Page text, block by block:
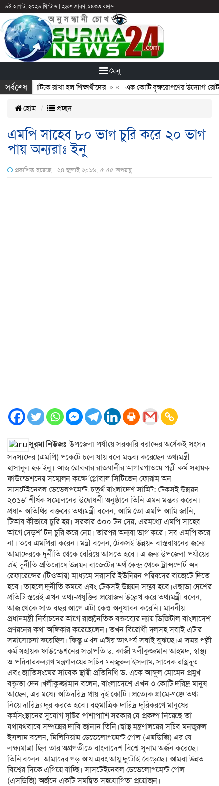
৬ই আগস্ট, ২০২৬ খ্রিস্টাব্দ| ২২শে শ্রাবণ, ১৪৩৩ বঙ্গাব্দ
মেনু
সর্বশেষ
পরও আটকে রাখা হল শিক্ষার্থীদের» «এক কোটি বৃক্ষরোপণের উদ্যোগ
হোম প্রচ্ছদ
এমপি সাহেব ৮০ ভাগ চুরি করে ২০ ভাগ
পায় অন্যরাঃ ইনু
প্রকাশিত হয়েছে : ২৪ জুলাই ২০১৬, ৫:৫৫ অপরাহ্ণ
সুরমা নিউজঃউপজেলা পর্যায়ে সরকারি বরাদ্দের অর্ধেকই সংসদ
সদস্যদের (এমপি) পকেটে চলে যায় বলে মন্তব্য করেছেন তথ্যমন্ত্রী
হাসানুল হক ইনু। আজ রোববার রাজধানীর আগারগাওয়ে পল্লী কর্ম সহায়ক
ফাউন্ডেশনের সম্মেলন কক্ষে ‘গ্লোবাল সিটিজেন ফোরাম অন
সাসটেইনেবল ডেভেলপমেন্ট, চতুর্থ বাংলাদেশ সামিট: টেকসই উন্নয়ন
২০১৬’ শীর্ষক সম্মেলনের উদ্বোধনী অনুষ্ঠানে তিনি এমন মন্তব্য করেন।
প্রধান অতিথির বক্তব্যে তথ্যমন্ত্রী বলেন, আমি তো এমপি আমি জানি,
টিআর কীভাবে চুরি হয়। সরকার ৩০০ টন দেয়, এরমধ্যে এমপি সাহেব
আগে দেড়শ’ টন চুরি করে নেয়। তারপর অন্যরা ভাগ করে। সব এমপি করে
না। তবে এমপিরা করেন। ‌মন্ত্রী বলেন, টেকসই উন্নয়ন বাস্তবায়নের জন্যে
আমাদেরকে দুর্নীতি থেকে বেরিয়ে আসতে হবে। এ জন্য উপজেলা পর্যায়ের
এই দুর্নীতি প্রতিরোধে উন্নয়ন বাজেটের অর্থ কেন্দ্র থেকে ট্রান্সপোর্ট অব
রেফারেন্সের (টিওআর) মাধ্যমে সরাসরি ইউনিয়ন পরিষদের বাজেটে দিতে
হবে। তাহলে দুর্নীতি কমবে এবং টেকসই উন্নয়ন সম্ভব হবে।এছাড়া দেশের
প্রতিটি স্তরেই এখন তথ্য-প্রযুক্তির প্রয়োজন উল্লেখ করে তথ্যমন্ত্রী বলেন,
আজ থেকে সাত বছর আগে এটা কেও অনুধাবন করেনি। মাননীয়
প্রধানমন্ত্রী নির্বাচনের আগে রাজনৈতিক বক্তব্যের ন্যায় ডিজিটাল বাংলাদেশ
প্রণয়নের কথা অঙ্গিকার করেছেলেন। তখন বিরোধী দলসহ সবাই এটার
সমালোচনা করেছিল। কিন্তু এখন এটার তাৎপর্য সবাই বুঝছে।এ সময় পল্লী
কর্ম সহায়ক ফাউন্ডেশনের সভাপতি ড. কাজী খলীকুজ্জমান আহমদ, স্বাস্থ্য
ও পরিবারকল্যাণ মন্ত্রণালয়ের সচিব মনজুরুল ইসলাম, সাবেক রাষ্ট্রদূত
এবং জাতিসংঘের সাবেক স্থায়ী প্রতিনিধি ড. একে আব্দুল মোমেন প্রমুখ
বক্তৃতা দেন।খলীকুজ্জামান বলেন, বাংলাদেশে এখন ৩ কোটি দরিদ্র মানুষ
আছেন, এর মধ্যে অতিদরিদ্র প্রায় দুই কোটি। প্রত্যেক গ্রামে-গঞ্জে তথ্য
নিয়ে দারিদ্র্য দূর করতে হবে। বহুমাত্রিক দারিদ্র দূরিকরণে মানুষের
কর্মসংস্থানের সুযোগ সৃষ্টির পাশাপাশি সরকার যে প্রকল্প নিয়েছে তা
যথাযথবাবে সম্পন্নের দাবি জানান তিনি।স্বাস্থ মন্ত্রণালয়ের সচিব মনজুরুল
ইসলাম বলেন, মিলিনিয়াম ডেভেলোপমেন্ট গোল (এমডিজি) এর যে
লক্ষ্যমাত্রা ছিল তার অগ্রগতীতে বাংলাদেশ বিশ্বে সুনাম অর্জন করেছে।
তিনি বলেন, আমাদের গড় আয় এবং আয়ু দুটোই বেড়েছে। আমরা উন্নত
বিশ্বের দিকে এগিয়ে যাচ্ছি। সাসটেইনেবল ডেভেলোপমেন্ট গোল
(এসডিজি) অর্জনে একটি সমন্বিত সহযোগিতা প্রয়োজন।